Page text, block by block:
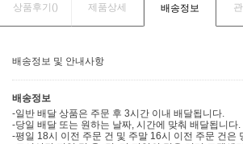
상품후기() 제품상세 배송정보
배송정보 및 안내사항
배송정보
-일반 배달 상품은 주문 후 3시간 이내 배달됩니다.
-당일 배달 또는 원하는 날짜, 시간에 맞춰 배달됩니다.
-평일 18시 이전 주문 건 및 주말 16시 이전 주문 건은